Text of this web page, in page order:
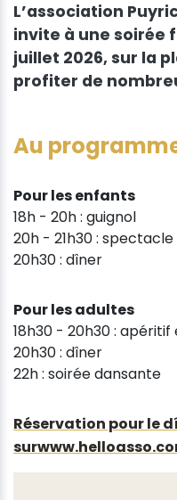
L’association
invite à une soirée
juillet 2026, sur la
profiter de
Au
Pour les enfants
18h - 20h : guignol
20h - 21h30 :
20h30 : dîner
Pour les adultes
18h30 - 20h30 :
20h30 : dîner
22h : soirée dansante
Réservation pour le